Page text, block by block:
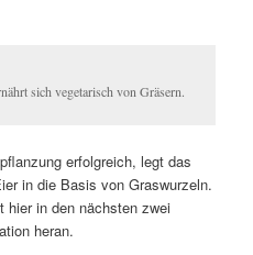
sich vegetarisch von Gräsern.
erfolgreich, legt das
in die Basis von Graswurzeln.
hier in den nächsten zwei
heran.